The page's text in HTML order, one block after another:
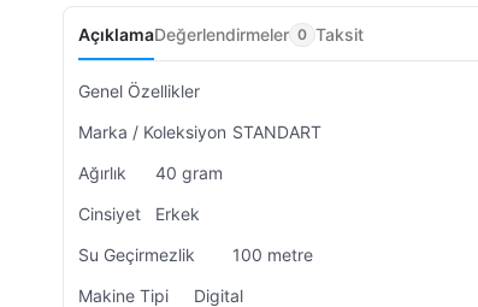
AçıklamaDeğerlendirmeler 0 Taksit
Genel Özellikler
Marka / Koleksiyon STANDART
Ağırlık
40 gram
Cinsiyet
Erkek
Su Geçirmezlik
100 metre
Makine Tipi
Digital